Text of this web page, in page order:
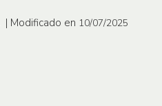
| Modificado en 10/07/2025